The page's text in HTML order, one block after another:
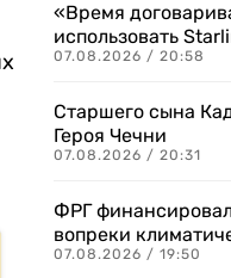
«Время
использовать
07.08.2026 / 20:58
Старшего сына
Героя Чечни
07.08.2026 / 20:31
ФРГ
вопреки
07.08.2026 / 19:50